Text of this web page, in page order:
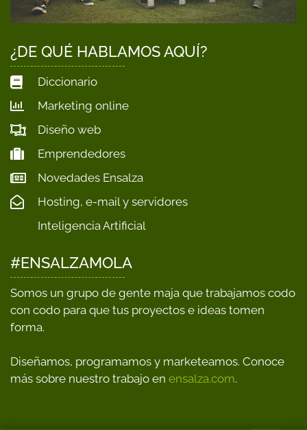
¿DE QUÉ HABLAMOS AQUÍ?
Diccionario
Marketing online
Diseño web
Emprendedores
Novedades Ensalza
Hosting, e-mail y servidores
Inteligencia Artificial
#ENSALZAMOLA
Somos un grupo de gente maja que trabajamos codo
con codo para que tus proyectos e ideas tomen
forma.
Diseñamos, programamos y marketeamos. Conoce
más sobre nuestro trabajo en ensalza.com.